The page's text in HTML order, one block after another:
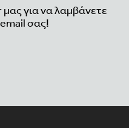
για να λαμβάνετε
email σας!